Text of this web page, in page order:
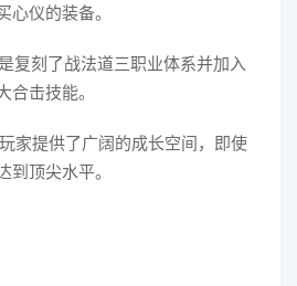
心仪的装备。
复刻了战法道三职业体系并加入
合击技能。
家提供了广阔的成长空间，即使
到顶尖水平。